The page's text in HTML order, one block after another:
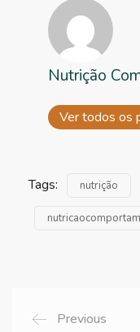
Nutrição
Ver todos os
Tags: nutrição
Previous